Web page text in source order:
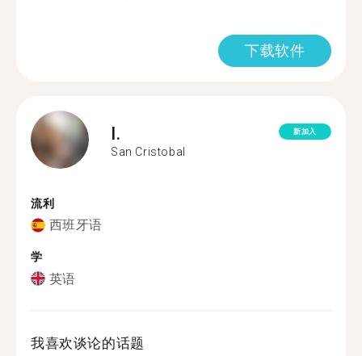
下载软件
I.
San Cristobal
新加入
流利
西班牙语
学
英语
我喜欢谈论的话题